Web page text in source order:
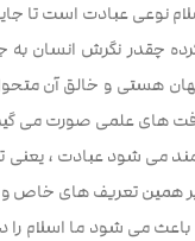
نوعی عبادت است تا
چقدر نگرش انسان
هستی و خالق آن
های علمی صورت می
می شود عبادت ،
همین تعریف های خاص
باعث می شود ما اسلام را